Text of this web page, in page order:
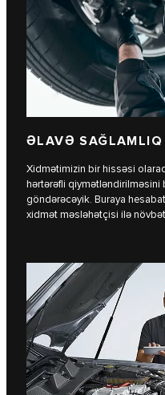
ƏLAVƏ SAĞLAMLIQ
Xidmətimizin bir hissəsi
hərtərəfli
göndərəcəyik. Buraya
xidmət məsləhətçisi ilə